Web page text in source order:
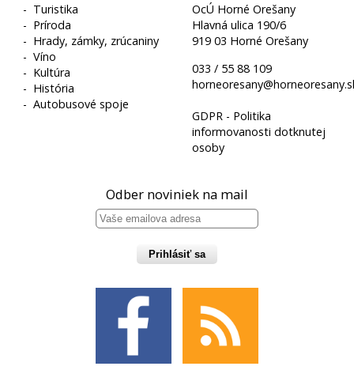
- Turistika
- Príroda
- Hrady, zámky, zrúcaniny
-Víno
- Kultúra
- História
-Autobusové spoje
OcÚ Horné Orešany
Hlavná ulica 190/6
919 03 Horné Orešany
033 / 55 88 109
GDPR - Politika
informovanosti dotknutej
osoby
Odber noviniek na mail
Prihlásiť sa